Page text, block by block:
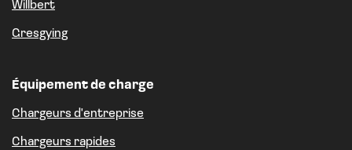
Willbert
Gresgying
Équipement de charge
Chargeurs d'entreprise
Chargeurs rapides